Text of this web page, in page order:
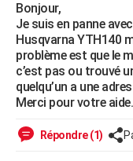
Essais
Réserver un essai
Citadines
Berlines
SUV
Forum auto
+HIGH-TECH
Mobiles
Meilleur smartphone
Internet
Ordinateurs
Jeux vidéo
Guide high-tech
+BRICOLAGE
Forum
Aménagement intérieur
Extérieur
Cuisine
Salle de bains
Jardinage
Rangement
WEEK-END
Guides de France
Escapades
Patrimoine
Expositions
Week-end nature
Art de vivre
Bien-être
Loisirs
Mode
Modes de vie
Bonjour,
Je suis en panne
Husqvarna YTH140
problème est que le
c’est pas ou trouvé
quelqu’un a une
Merci pour votre aide.
Répondre (1)